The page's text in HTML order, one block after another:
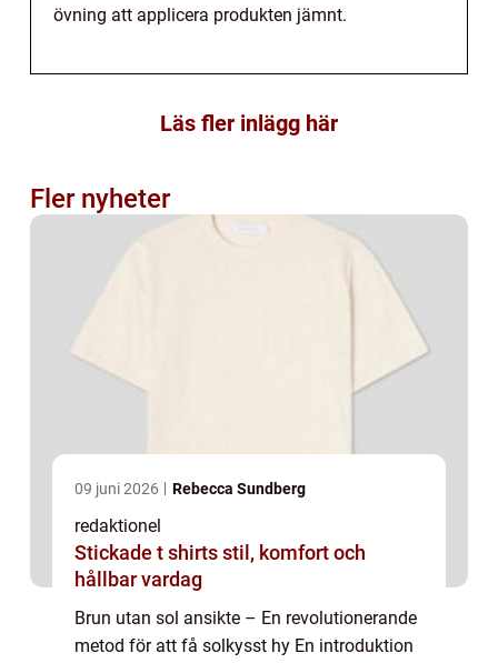
övning att applicera produkten jämnt.
Läs fler inlägg här
Fler nyheter
09 juni 2026 Rebecca Sundberg
redaktionel
Stickade t shirts stil, komfort och
hållbar vardag
Brun utan sol ansikte – En revolutionerande
metod för att få solkysst hy En introduktion